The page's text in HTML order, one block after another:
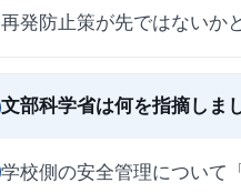
再発防止策が先ではないか
文部科学省は何を指摘しま
学校側の安全管理について